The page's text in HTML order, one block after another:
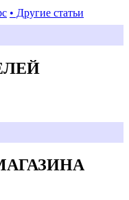
• Другие статьи